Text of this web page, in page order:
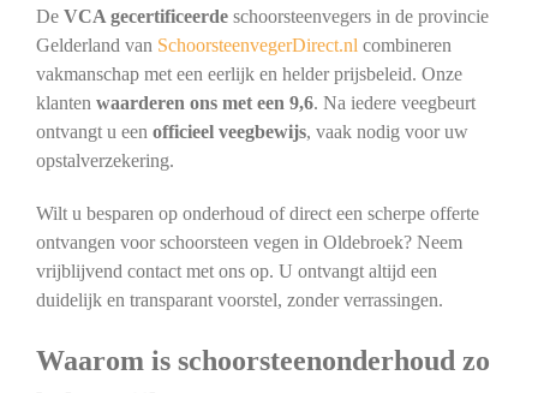
De VCA gecertificeerdeschoorsteenvegers in de provincie
Gelderland van SchoorsteenvegerDirect.nl combineren
vakmanschap met een eerlijk en helder prijsbeleid. Onze
klanten waarderen ons met een 9,6. Na iedere veegbeurt
ontvangt u een officieel veegbewijs, vaak nodig voor uw
opstalverzekering.
Wilt u besparen op onderhoud of direct een scherpe offerte
ontvangen voor schoorsteen vegen in Oldebroek? Neem
vrijblijvend contact met ons op. U ontvangt altijd een
duidelijk en transparant voorstel, zonder verrassingen.
Waarom is schoorsteenonderhoud zo